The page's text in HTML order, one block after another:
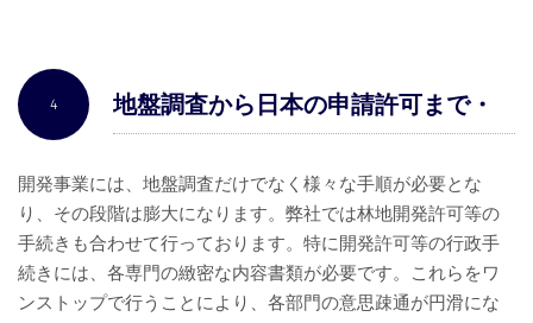
4 地盤調査から日本の申請許可まで・
オールインワン
開発事業には、地盤調査だけでなく様々な手順が必要とな
り、その段階は膨大になります。弊社では林地開発許可等の
手続きも合わせて行っております。特に開発許可等の行政手
続きには、各専門の緻密な内容書類が必要です。これらをワ
ンストップで行うことにより、各部門の意思疎通が円滑にな